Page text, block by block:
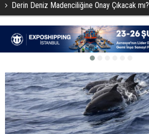
Derin Deniz Madenciliğine Onay Çıkacak mı?